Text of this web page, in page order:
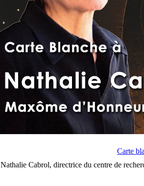
Carte
Nathalie Cabrol, directrice du centre de